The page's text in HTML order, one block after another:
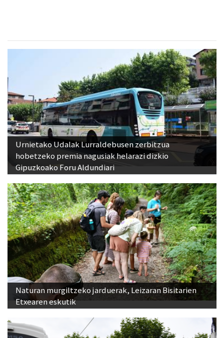
Urnietako Udalak Lurraldebusen zerbitzua
hobetzeko premia nagusiak helarazi dizkio
Gipuzkoako Foru Aldundiari
Naturan murgiltzeko jarduerak, Leizaran Bisitarien
Etxearen eskutik